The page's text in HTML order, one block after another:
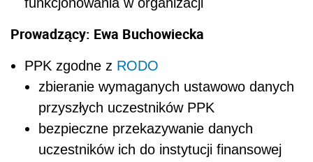
Prowadzący: Ewa Buchowiecka
PPK zgodne z RODO
zbieranie wymaganych ustawowo danych
przyszłych uczestników PPK
bezpieczne przekazywanie danych
uczestników ich do instytucji finansowej